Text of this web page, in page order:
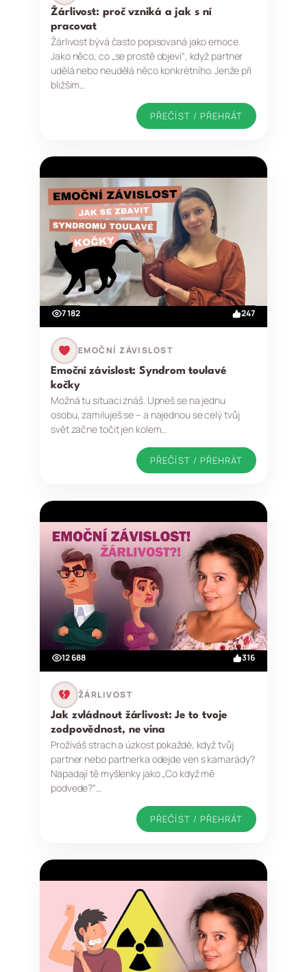
Žárlivost: proč vzniká a jak s ní
pracovat
Žárlivost bývá často popisovaná jako emoce.
Jako něco, co „se prostě objeví“, když partner
udělá nebo neudělá něco konkrétního. Jenže při
bližším…
PŘEČÍST / PŘEHRÁT
7 182 247
EMOČNÍ ZÁVISLOST
Emoční závislost: Syndrom toulavé
kočky
Možná tu situaci znáš. Upneš se na jednu
osobu, zamiluješ se – a najednou se celý tvůj
svět začne točit jen kolem…
PŘEČÍST / PŘEHRÁT
12 688 316
ŽÁRLIVOST
Jak zvládnout žárlivost: Je to tvoje
zodpovědnost, ne vina
Prožíváš strach a úzkost pokaždé, když tvůj
partner nebo partnerka odejde ven s kamarády?
Napadají tě myšlenky jako „Co když mě
podvede?“…
PŘEČÍST / PŘEHRÁT